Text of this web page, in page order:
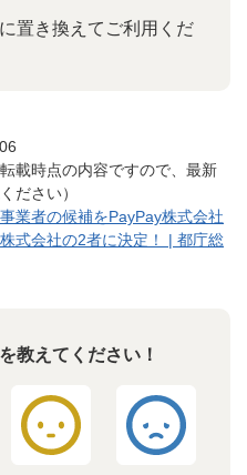
置き換えてご利用くだ
載時点の内容ですので、最新
ださい）
業者の候補をPayPay株式会社
式会社の2者に決定！ | 都庁総
教えてください！